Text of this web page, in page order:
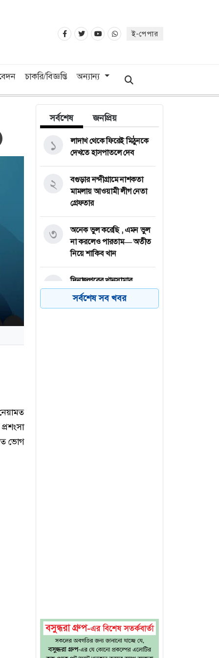
ই-পেপার
চাকরি/বিজ্ঞপ্তি অন্যান্য
ভোগ
সর্বশেষ জনপ্রিয়
লাদাখ থেকে ফিরেই মিঠুনকে
দেখতে হাসপাতলে দেব
১
বগুড়ার নন্দীগ্রামে নাশকতা
মামলায় আওয়ামী লীগ নেতা
গ্রেফতার
২
অনেক ভুল করেছি , এমন ভুল
না করলেও পারতাম— অতীত
নিয়ে শাকিব খান
৩
দিনাজপুরের খানসামার
নিতাইগঞ্জ বাজারে অগ্নিকান্ডে
১৬টি দোকান পুড়ে গেছে
৪
সর্বশেষ সব খবর